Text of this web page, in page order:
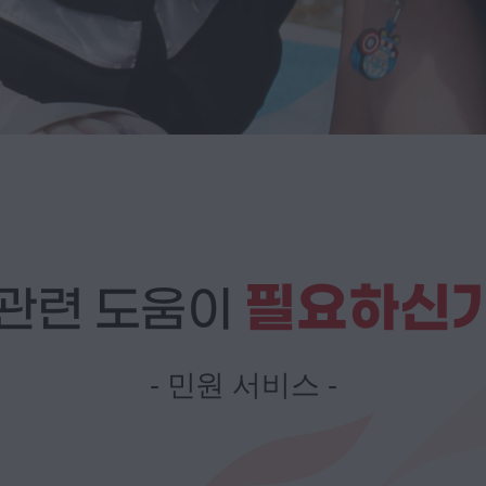
련 도움이 필요하신
- 민원 서비스 -